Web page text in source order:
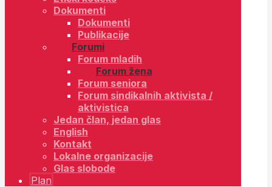
Dokumenti
Dokumenti
Publikacije
Forumi
Forum mladih
Forum žena
Forum seniora
Forum sindikalnih aktivista /
aktivistica
Jedan član, jedan glas
English
Kontakt
Lokalne organizacije
Glas slobode
Plan